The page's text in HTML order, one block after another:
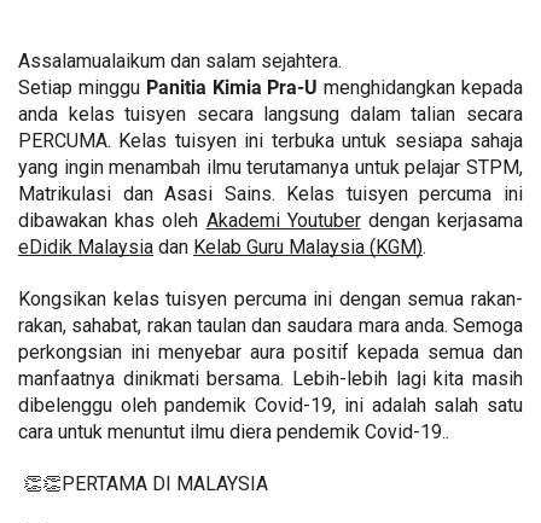
Assalamualaikum dan salam sejahtera.
Setiap minggu Panitia Kimia Pra-U menghidangkan kepada
anda kelas tuisyen secara langsung dalam talian secara
PERCUMA. Kelas tuisyen ini terbuka untuk sesiapa sahaja
yang ingin menambah ilmu terutamanya untuk pelajar STPM,
Matrikulasi dan Asasi Sains. Kelas tuisyen percuma ini
dibawakan khas oleh Akademi Youtuber
eDidik Malaysia dan Kelab Guru Malaysia (KGM).
Kongsikan kelas tuisyen percuma ini dengan semua rakan-
rakan, sahabat, rakan taulan dan saudara mara anda. Semoga
perkongsian ini menyebar aura positif kepada semua dan
manfaatnya dinikmati bersama. Lebih-lebih lagi kita masih
dibelenggu oleh pandemik Covid-19, ini adalah salah satu
cara untuk menuntut ilmu diera pendemik Covid-19..
👏👏PERTAMA DI MALAYSIA